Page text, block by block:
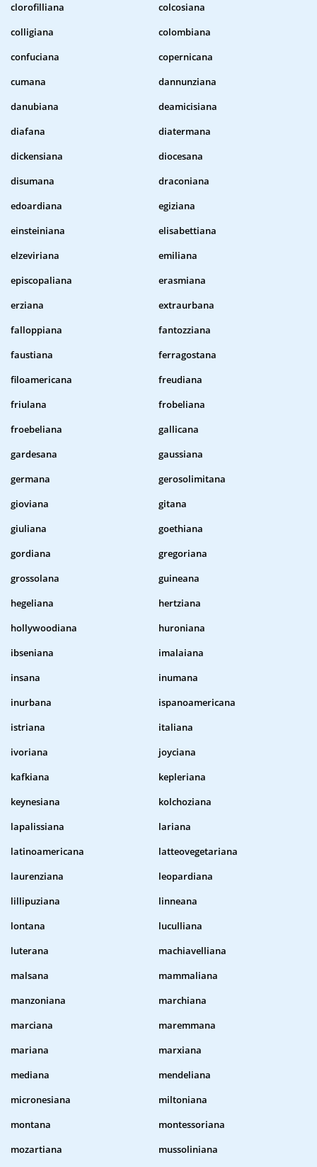
clorofilliana
colcosiana
colligiana
colombiana
confuciana
copernicana
cumana
dannunziana
danubiana
deamicisiana
diafana
diatermana
dickensiana
diocesana
disumana
draconiana
edoardiana
egiziana
einsteiniana
elisabettiana
elzeviriana
emiliana
episcopaliana
erasmiana
erziana
extraurbana
falloppiana
fantozziana
faustiana
ferragostana
filoamericana
freudiana
friulana
frobeliana
froebeliana
gallicana
gardesana
gaussiana
germana
gerosolimitana
gioviana
gitana
giuliana
goethiana
gordiana
gregoriana
grossolana
guineana
hegeliana
hertziana
hollywoodiana
huroniana
ibseniana
imalaiana
insana
inumana
inurbana
ispanoamericana
istriana
italiana
ivoriana
joyciana
kafkiana
kepleriana
keynesiana
kolchoziana
lapalissiana
lariana
latinoamericana
latteovegetariana
laurenziana
leopardiana
lillipuziana
linneana
lontana
luculliana
luterana
machiavelliana
malsana
mammaliana
manzoniana
marchiana
marciana
maremmana
mariana
marxiana
mediana
mendeliana
micronesiana
miltoniana
montana
montessoriana
mozartiana
mussoliniana